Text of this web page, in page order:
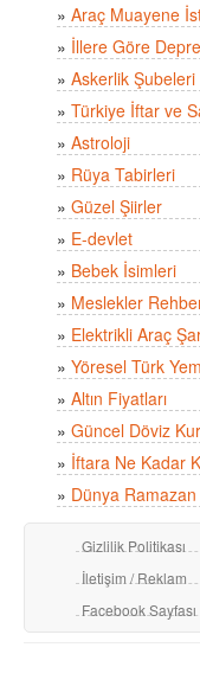
» Araç Muayene
» İllere Göre
» Askerlik Şubeleri
» Türkiye İftar ve
» Astroloji
» Rüya Tabirleri
» Güzel Şiirler
» E-devlet
» Bebek İsimleri
» Meslekler
» Elektrikli Araç
» Yöresel Türk
» Altın Fiyatları
» Güncel Döviz
» İftara Ne Kadar
» Dünya
Gizlilik Politikası
İletişim / Reklam
Facebook Sayfası